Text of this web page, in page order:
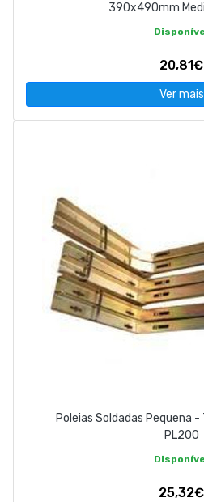
390x490mm
20,81€
Ver mais
Poleias Soldadas Pequena
PL200
25,32€